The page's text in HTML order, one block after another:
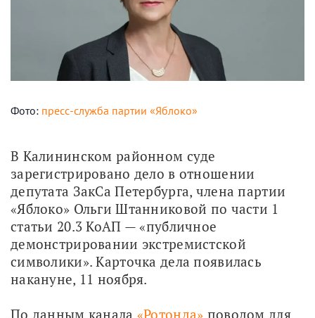
Фото: пресс-служба партии «Яблоко»
В Калининском районном суде
зарегистрировано дело в отношении
депутата ЗакСа Петербурга, члена партии
«Яблоко» Ольги Штанниковой по части 1
статьи 20.3 КоАП — «публичное
демонстрировании экстремистской
символики». Карточка дела появилась
накануне, 11 ноября.
По данным канала «Ротонда» поводом для